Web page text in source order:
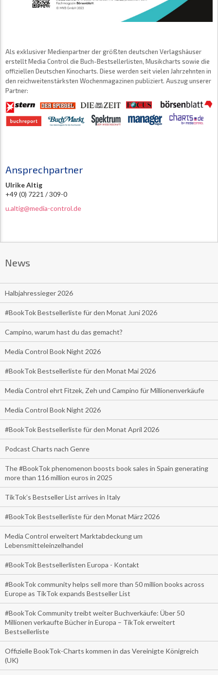
Als exklusiver Medienpartner der größten deutschen Verlagshäuser
erstellt Media Control die Buch-Bestsellerlisten, Musikcharts sowie die
offiziellen Deutschen Kinocharts. Diese werden seit vielen Jahrzehnten in
den reichweitenstärksten Wochenmagazinen publiziert. Auszug unserer
Partner:
Ansprechpartner
Ulrike Altig
+49 (0) 7221 / 309-0
u.altig@media-control.de
News
Halbjahressieger 2026
#BookTok Bestsellerliste für den Monat Juni 2026
Campino, warum hast du das gemacht?
Media Control Book Night 2026
#BookTok Bestsellerliste für den Monat Mai 2026
Media Control ehrt Fitzek, Zeh und Campino für Millionenverkäufe
Media Control Book Night 2026
#BookTok Bestsellerliste für den Monat April 2026
Podcast Charts nach Genre
The #BookTok phenomenon boosts book sales in Spain generating
more than 116 million euros in 2025
TikTok’s Bestseller List arrives in Italy
#BookTok Bestsellerliste für den Monat März 2026
Media Control erweitert Marktabdeckung um
Lebensmitteleinzelhandel
#BookTok Bestsellerlisten Europa - Kontakt
#BookTok community helps sell more than 50 million books across
Europe as TikTok expands Bestseller List
#BookTok Community treibt weiter Buchverkäufe: Über 50
Millionen verkaufte Bücher in Europa – TikTok erweitert
Bestsellerliste
Offizielle BookTok-Charts kommen in das Vereinigte Königreich
(UK)